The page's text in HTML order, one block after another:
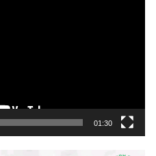
01:30